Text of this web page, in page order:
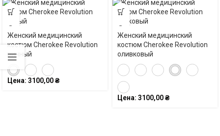
Женский медицинский
костюм Cherokee Revolution
винный
Цена: 3100,00₴
Женский медицинский
костюм Cherokee Revolution
оливковый
Цена: 3100,00₴